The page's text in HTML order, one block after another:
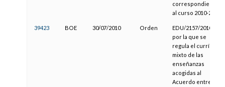
correspondientes
al curso 2010-2011
39423 BOE 30/07/2010 Orden
EDU/2157/2010,
por la que se
regula el currículo
mixto de las
enseñanzas
acogidas al
Acuerdo entre el